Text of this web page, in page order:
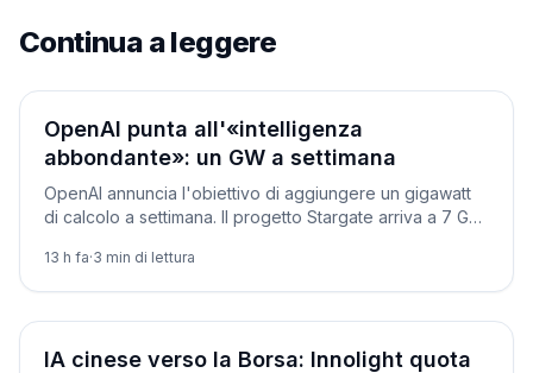
Continua a leggere
Aziende
OpenAI punta all'«intelligenza
abbondante»: un GW a settimana
OpenAI annuncia l'obiettivo di aggiungere un gigawatt
di calcolo a settimana. Il progetto Stargate arriva a 7 GW
13 h fa·3 min di lettura
Aziende
IA cinese verso la Borsa: Innolight quota